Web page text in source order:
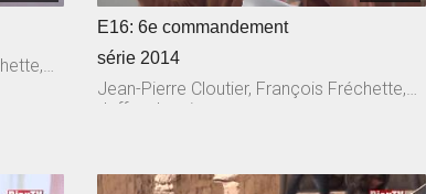
E16: 6e commandement
série 2014
Jean-Pierre Cloutier, François Fréchette,
Jeffrey Laurin